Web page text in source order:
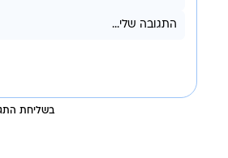
בשליחת